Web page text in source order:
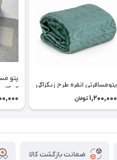
پتومسافرتی ۱نفره طرح زیگزاگی
1,200,000 تومان
کد۱۴
ضمانت بازگشت کالا